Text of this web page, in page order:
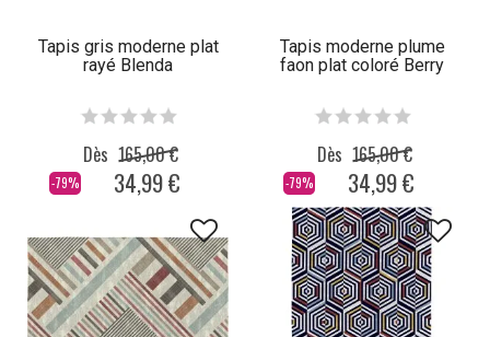
Tapis gris moderne plat
rayé Blenda
-79%
Dès 165,00 €
34,99 €
Tapis moderne plume
faon plat coloré Berry
-79%
Dès 165,00 €
34,99 €